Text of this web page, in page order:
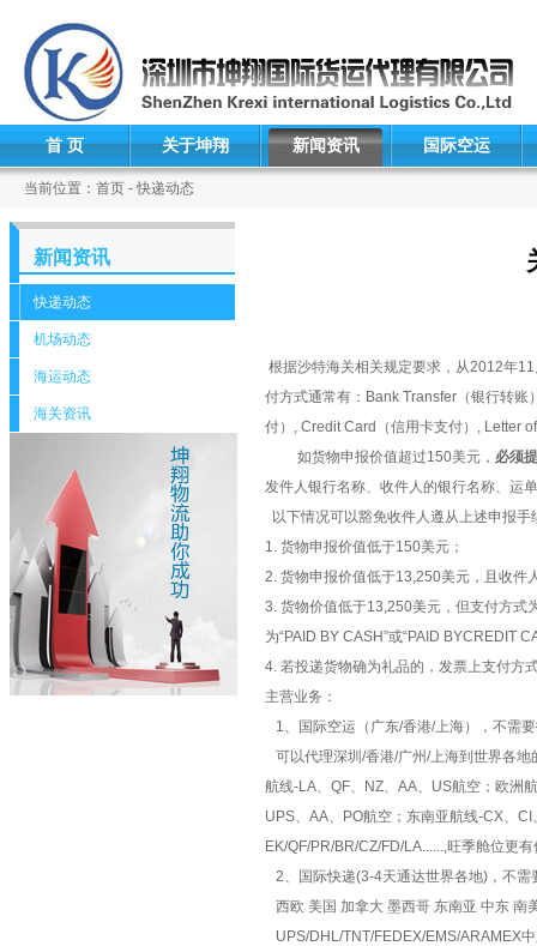
首 页 关于坤翔 新闻资讯 国际空运
当前位置：首页 - 快递动态
新闻资讯
快递动态
机场动态
海运动态
海关资讯
根据沙特海关相关规定要求，从2012年
付方式通常有：Bank Transfer（银行转
付）, Credit Card（信用卡支付）, Letter
如货物申报价值超过150美元， 必须
发件人银行名称、收件人的银行名称、运
以下情况可以豁免收件人遵从上述申报手
1. 货物申报价值低于150美元；
2. 货物申报价值低于13,250美元，且收件
3. 货物价值低于13,250美元，但支付方式
为“PAID BY CASH”或“PAID BYCREDIT
4. 若投递货物确为礼品的，发票上支付方
主营业务：
1、国际空运（广东/香港/上海），不需
可以代理深圳/香港/广州/上海到世界各
航线-LA、QF、NZ、AA、US航空；欧洲
UPS、AA、PO航空；东南亚航线-CX、
EK/QF/PR/BR/CZ/FD/LA......,旺季舱位更
2、国际快递(3-4天通达世界各地)，不需
西欧 美国 加拿大 墨西哥 东南亚 中东 南
UPS/DHL/TNT/FEDEX/EMS/ARAMEX